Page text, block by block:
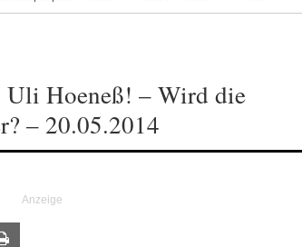
Uli Hoeneß! – Wird die
– 20.05.2014